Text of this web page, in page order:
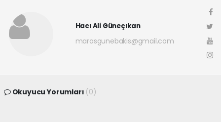
Hacı Ali Güneçıkan
marasgunebakis@gmail.com
Okuyucu Yorumları (0)